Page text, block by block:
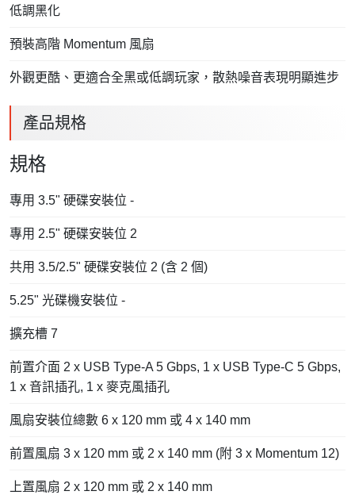
低調黑化
預裝高階 Momentum 風扇
外觀更酷、更適合全黑或低調玩家，散熱噪音表現明顯進步
產品規格
規格
專用 3.5" 硬碟安裝位 -
專用 2.5" 硬碟安裝位 2
共用 3.5/2.5" 硬碟安裝位 2 (含 2 個)
5.25" 光碟機安裝位 -
擴充槽 7
前置介面 2 x USB Type-A 5 Gbps, 1 x USB Type-C 5 Gbps,
1 x 音訊插孔, 1 x 麥克風插孔
風扇安裝位總數 6 x 120 mm 或 4 x 140 mm
前置風扇 3 x 120 mm 或 2 x 140 mm (附 3 x Momentum 12)
上置風扇 2 x 120 mm 或 2 x 140 mm